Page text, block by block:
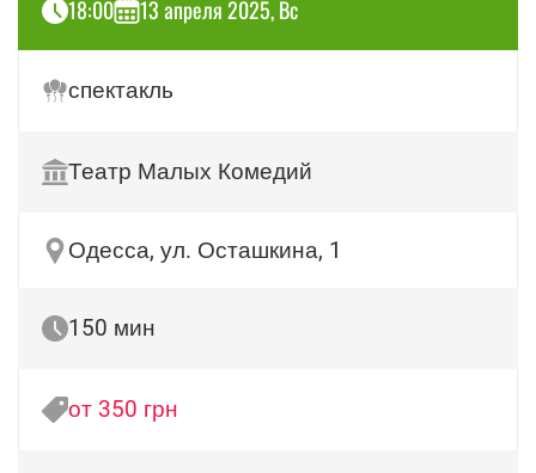
18:00 13 апреля 2025, Вс
спектакль
Театр Малых Комедий
Одесса, ул. Осташкина, 1
150 мин
от 350 грн